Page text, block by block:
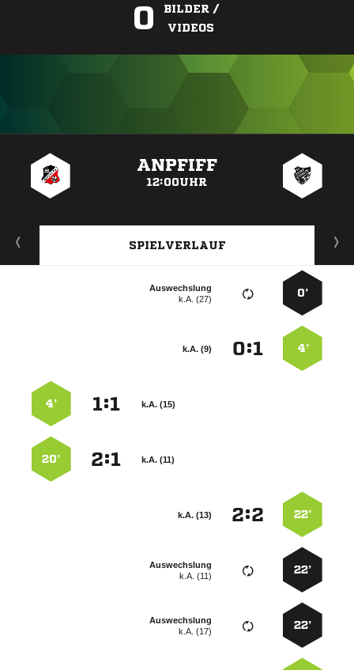
0
BILDER /
VIDEOS
ANPFIFF
12:00UHR
SPIELVERLAUF
0’
Auswechslung
k.A. (27)
4’
:
k.A. (9)
k.A. (15)
:
4’
k.A. (11)
:
20’
22’
:
k.A. (13)
22’
Auswechslung
k.A. (11)
22’
Auswechslung
k.A. (17)